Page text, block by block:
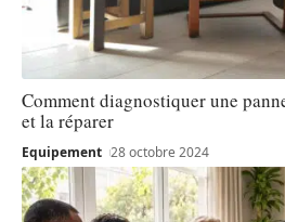
Comment diagnostiquer une
et la réparer
Equipement 28 octobre 2024